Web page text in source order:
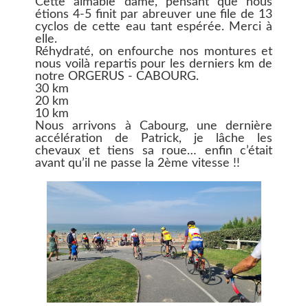
étions 4-5 finit par abreuver une file de 13
cyclos de cette eau tant espérée. Merci à
elle.
Réhydraté, on enfourche nos montures et
nous voilà repartis pour les derniers km de
notre ORGERUS - CABOURG.
30 km
20 km
10 km
Nous arrivons à Cabourg, une dernière
accélération de Patrick, je lâche les
chevaux et tiens sa roue… enfin c’était
avant qu’il ne passe la 2ème vitesse !!